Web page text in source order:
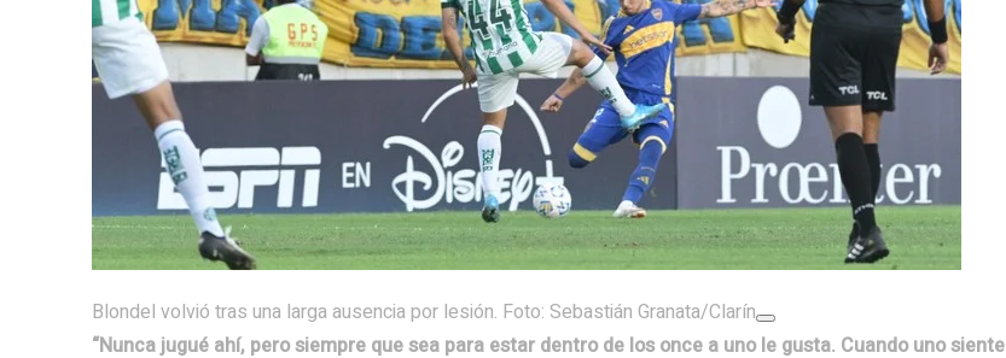
Blondel volvió tras una larga ausencia por lesión. Foto: Sebastián Granata/Clarín
“Nunca jugué ahí, pero siempre que sea para estar dentro de los once a uno le gusta. Cuando uno siente